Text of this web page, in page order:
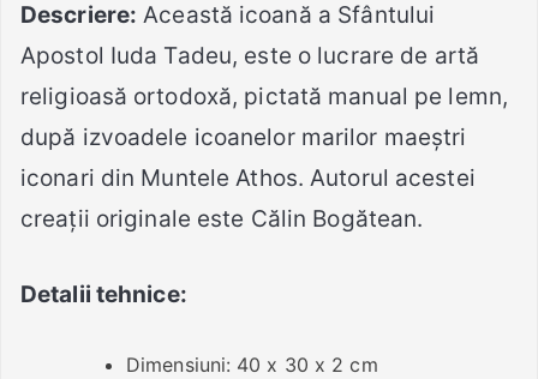
Descriere: Această icoană a Sfântului
Apostol Iuda Tadeu, este o lucrare de artă
religioasă ortodoxă, pictată manual pe lemn,
după izvoadele icoanelor marilor maeștri
iconari din Muntele Athos. Autorul acestei
creații originale este Călin Bogătean.
Detalii tehnice:
Dimensiuni: 40 x 30 x 2 cm